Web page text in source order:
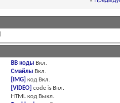
BB коды Вкл.
Смайлы Вкл.
[IMG] код Вкл.
[VIDEO] code is Вкл.
HTML код Выкл.